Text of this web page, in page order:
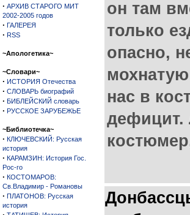
· АРХИВ СТАРОГО МИТ
2002-2005 годов
· ГАЛЕРЕЯ
· RSS
~Апологетика~
~Словари~
· ИСТОРИЯ Отечества
· СЛОВАРЬ биографий
· БИБЛЕЙСКИЙ словарь
· РУССКОЕ ЗАРУБЕЖЬЕ
~Библиотечка~
· КЛЮЧЕВСКИЙ: Русская
история
· КАРАМЗИН: История Гос.
Рос-го
· КОСТОМАРОВ:
Св.Владимир - Романовы
· ПЛАТОНОВ: Русская
история
он там
только
опасно,
нас в